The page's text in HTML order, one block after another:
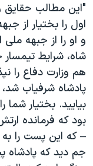
"این مطالب حقایق
اول را بختیار از
و او را از جبهه
شاه، شرایط تیمسار
هم وزارت دفاع را
پادشاه شرفیاب
بیایید. بختیار
بود که فرمانده
– که این پست را
جم دید که پادشاه